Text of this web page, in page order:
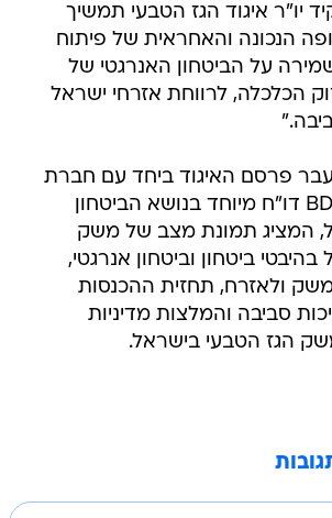
יו"ר איגוד הגז הטבעי תמשיך
הנכונה והאחראית של פיתוח
על הביטחון האנרגטי של
הכלכלה, לרווחת אזרחי ישראל
פרסם האיגוד ביחד עם חברת
היעוץ הכלכלי BDO דו"ח מיוחד בנושא הביטחון
המציג תמונת מצב של משק
ביטחון וביטחון אנרגטי,
ולאזרח, תחזית ההכנסות
סביבה והמלצות מדיניות
הגז הטבעי בישראל.